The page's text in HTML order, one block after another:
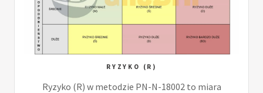
RYZYKO (R)
Ryzyko (R) w metodzie PN-N-18002 to miara